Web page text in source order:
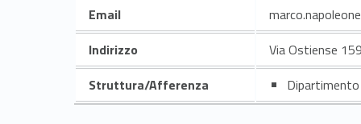
Email
Indirizzo
Via Ostiense 159
Struttura/Afferenza